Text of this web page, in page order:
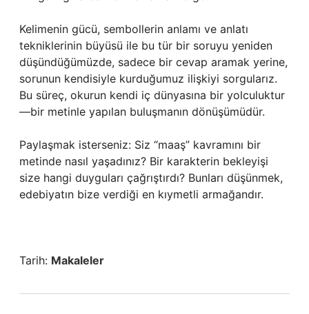
Kelimenin gücü, sembollerin anlamı ve anlatı
tekniklerinin büyüsü ile bu tür bir soruyu yeniden
düşündüğümüzde, sadece bir cevap aramak yerine,
sorunun kendisiyle kurduğumuz ilişkiyi sorgularız.
Bu süreç, okurun kendi iç dünyasına bir yolculuktur
—bir metinle yapılan buluşmanın dönüşümüdür.
Paylaşmak isterseniz: Siz “maaş” kavramını bir
metinde nasıl yaşadınız? Bir karakterin bekleyişi
size hangi duyguları çağrıştırdı? Bunları düşünmek,
edebiyatın bize verdiği en kıymetli armağandır.
Tarih: Makaleler